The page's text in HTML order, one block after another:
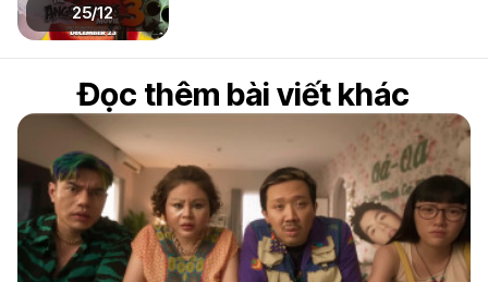
25/12
Đọc thêm bài viết khác